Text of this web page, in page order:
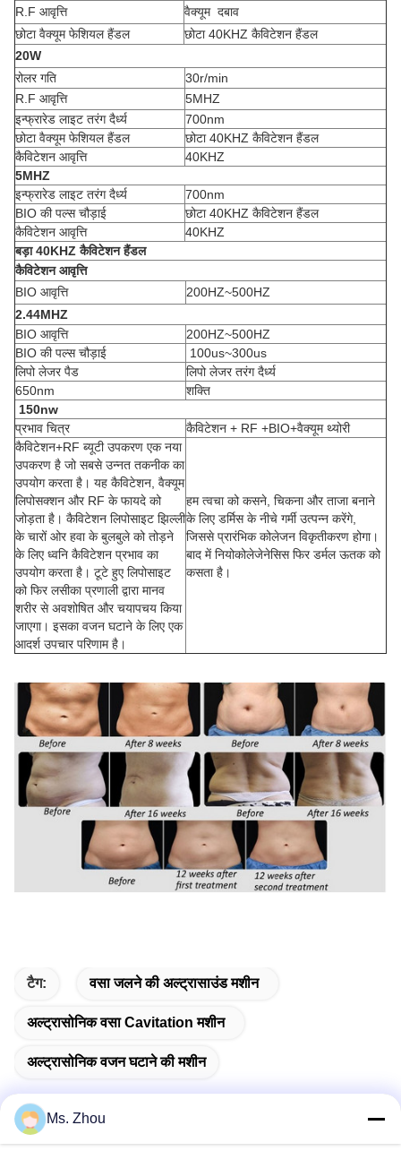
R.F आवृत्ति
वैक्यूम दबाव
छोटा वैक्यूम फेशियल हैंडल
छोटा 40KHZ कैविटेशन हैंडल
20W
रोलर गति
30r/min
R.F आवृत्ति
5MHZ
इन्फ्रारेड लाइट तरंग दैर्ध्य
700nm
छोटा वैक्यूम फेशियल हैंडल
छोटा 40KHZ कैविटेशन हैंडल
कैविटेशन आवृत्ति
40KHZ
5MHZ
इन्फ्रारेड लाइट तरंग दैर्ध्य
700nm
BIO की पल्स चौड़ाई
छोटा 40KHZ कैविटेशन हैंडल
कैविटेशन आवृत्ति
40KHZ
बड़ा 40KHZ कैविटेशन हैंडल
कैविटेशन आवृत्ति
BIO आवृत्ति
200HZ~500HZ
2.44MHZ
BIO आवृत्ति
200HZ~500HZ
BIO की पल्स चौड़ाई
100us~300us
लिपो लेजर पैड
लिपो लेजर तरंग दैर्ध्य
650nm
शक्ति
150nw
प्रभाव चित्र
कैविटेशन + RF +BIO+वैक्यूम थ्योरी
कैविटेशन+RF ब्यूटी उपकरण एक नया
उपकरण है जो सबसे उन्नत तकनीक का
उपयोग करता है। यह कैविटेशन, वैक्यूम
लिपोसक्शन और RF के फायदे को
जोड़ता है। कैविटेशन लिपोसाइट झिल्ली
के चारों ओर हवा के बुलबुले को तोड़ने
के लिए ध्वनि कैविटेशन प्रभाव का
उपयोग करता है। टूटे हुए लिपोसाइट
को फिर लसीका प्रणाली द्वारा मानव
शरीर से अवशोषित और चयापचय किया
जाएगा। इसका वजन घटाने के लिए एक
आदर्श उपचार परिणाम है।
हम त्वचा को कसने, चिकना और ताजा बनाने
के लिए डर्मिस के नीचे गर्मी उत्पन्न करेंगे,
जिससे प्रारंभिक कोलेजन विकृतीकरण होगा।
बाद में नियोकोलेजेनेसिस फिर डर्मल ऊतक को
कसता है।
टैग: वसा जलने की अल्ट्रासाउंड मशीन
अल्ट्रासोनिक वसा Cavitation मशीन
अल्ट्रासोनिक वजन घटाने की मशीन
Ms. Zhou